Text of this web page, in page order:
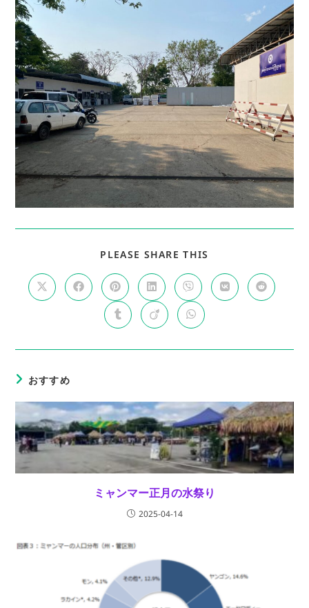
PLEASE SHARE THIS
CONTENT
Opens
in
Opens
in
window
Opens
in
a
new
window
Opens
in
a
new
window
Opens
in
a
new
window
Opens
in
Opens
in
Opens
in
new
Opens
in
new
Opens
in
new
おすすめ
ミャンマー正月の水祭り
2025-04-14